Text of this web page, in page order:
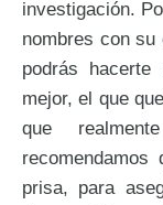
investigación.
nombres con
podrás
mejor, el que
que
prisa, para